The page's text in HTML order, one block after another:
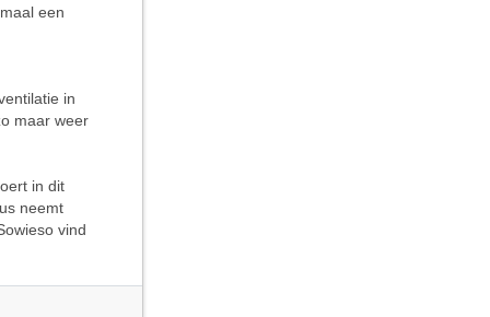
een
in
maar weer
in dit
neemt
vind